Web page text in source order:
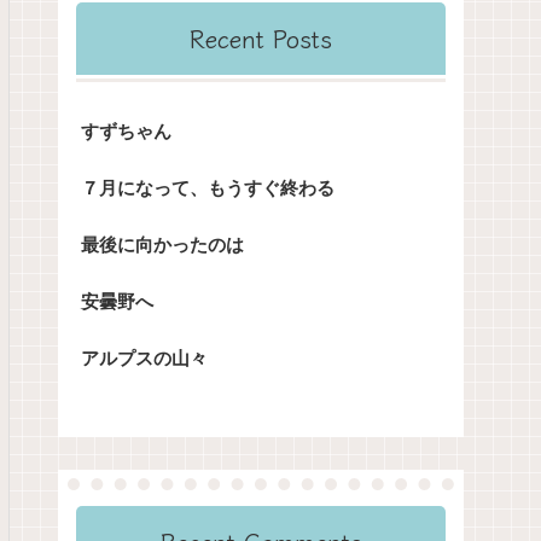
Recent Posts
すずちゃん
７月になって、もうすぐ終わる
最後に向かったのは
安曇野へ
アルプスの山々